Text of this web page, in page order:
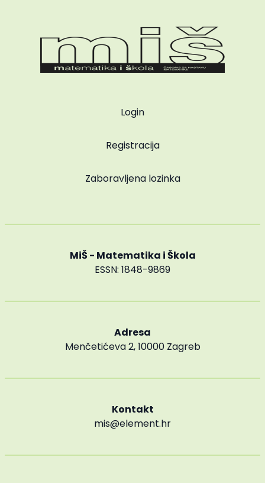
Login
Registracija
Zaboravljena lozinka
MiŠ - Matematika i Škola
ESSN: 1848-9869
Adresa
Menčetićeva 2, 10000 Zagreb
Kontakt
mis@element.hr